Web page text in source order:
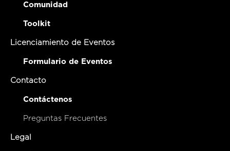
Comunidad
Toolkit
Licenciamiento de Eventos
Formulario de Eventos
Contacto
Contáctenos
Preguntas Frecuentes
Legal